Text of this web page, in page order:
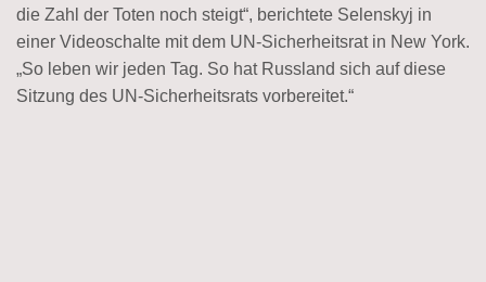
die Zahl der Toten noch steigt“, berichtete Selenskyj in
einer Videoschalte mit dem UN-Sicherheitsrat in New York.
„So leben wir jeden Tag. So hat Russland sich auf diese
Sitzung des UN-Sicherheitsrats vorbereitet.“